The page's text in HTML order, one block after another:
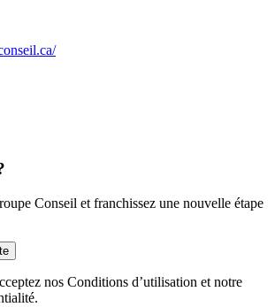
Conseil et franchissez une nouvelle étape
nos Conditions d’utilisation et notre